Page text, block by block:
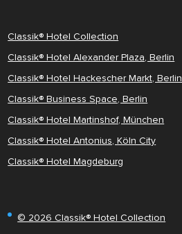
Classik® Hotel Collection
Classik® Hotel Alexander Plaza, Berlin
Classik® Hotel Hackescher Markt, Berlin
Classik® Business Space, Berlin
Classik® Hotel Martinshof, München
Classik® Hotel Antonius, Köln City
Classik® Hotel Magdeburg
© 2026 Classik® Hotel Collection